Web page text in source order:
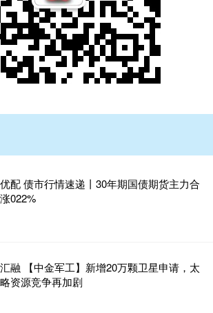
配 债市行情速递丨30年期国债期货主力合
022%
融 【中金军工】新增20万颗卫星申请，太
资源竞争再加剧